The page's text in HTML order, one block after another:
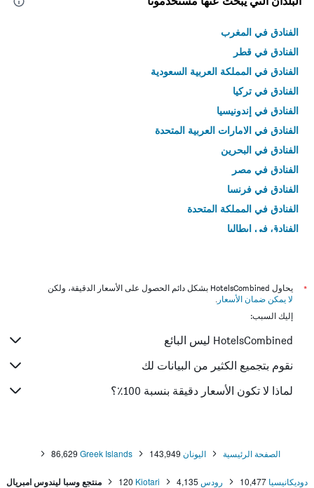
الفنادق في المغرب
الفنادق في قطر
الفنادق في المملكة العربية السعودية
الفنادق في تركيا
الفنادق في إندونيسيا
الفنادق في الامارات العربية المتحدة
الفنادق في البحرين
الفنادق في مصر
الفنادق في فرنسا
الفنادق في المملكة المتحدة
الفنادق في إيطاليا
*
يحاول HotelsCombined بشكل دائم الحصول على الأسعار الدقيقة، ولكن
لا يمكن ضمان الأسعار .
إليك السبب:
HotelsCombined ليس البائع
نقوم بتجميع الكثير من البيانات لك
لماذا لا تكون الأسعار دقيقة بنسبة 100٪؟
الصفحة الرئيسية اليونان 143,949
Greek Islands
86,629
دوديكانيسيا 10,477 رودس 4,135
Kiotari
120 منتجع وسبا ليندوس امبريال